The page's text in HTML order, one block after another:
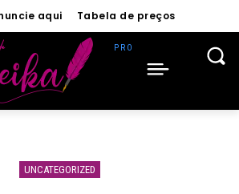
aqui Tabela de preços
UNCATEGORIZED